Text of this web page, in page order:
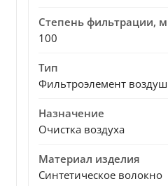
Степень фильтрации,
100
Тип
Фильтроэлемент
Назначение
Очистка воздуха
Материал изделия
Синтетическое волокно